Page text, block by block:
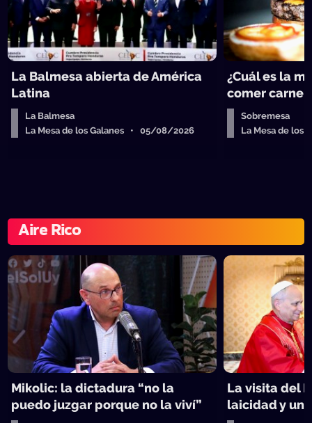
La Balmesa abierta de América
Latina
La Balmesa
La Mesa de los Galanes • 05/08/2026
¿Cuál es la
comer carne
Sobremesa
La Mesa de
Aire Rico
Mikolic: la dictadura “no la
puedo juzgar porque no la viví”
La visita del
laicidad y un